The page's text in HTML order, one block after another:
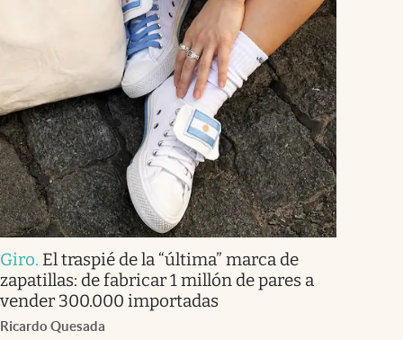
Giro. El traspié de la “última” marca de
zapatillas: de fabricar 1 millón de pares a
vender 300.000 importadas
Ricardo Quesada